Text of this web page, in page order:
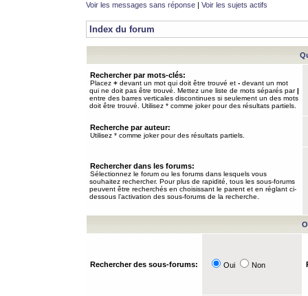
Voir les messages sans réponse | Voir les sujets actifs
Index du forum
Rechercher par mots-clés:
Placez + devant un mot qui doit être trouvé et - devant un mot
qui ne doit pas être trouvé. Mettez une liste de mots séparés par|
entre des barres verticales discontinues si seulement un des mots
doit être trouvé. Utilisez * comme joker pour des résultats partiels.
Recherche par auteur:
Utilisez * comme joker pour des résultats partiels.
Rechercher dans les forums:
Sélectionnez le forum ou les forums dans lesquels vous
souhaitez rechercher. Pour plus de rapidité, tous les sous-forums
peuvent être recherchés en choisissant le parent et en réglant ci-
dessous l’activation des sous-forums de la recherche.
Rechercher des sous-forums: Oui Non